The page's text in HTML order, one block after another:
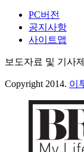
PC버전
공지사항
사이트맵
보도자료 및 기사
Copyright 2014. 이